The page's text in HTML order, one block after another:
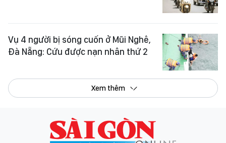
Vụ 4 người bị sóng cuốn ở Mũi Nghê,
Đà Nẵng: Cứu được nạn nhân thứ 2
Xem thêm